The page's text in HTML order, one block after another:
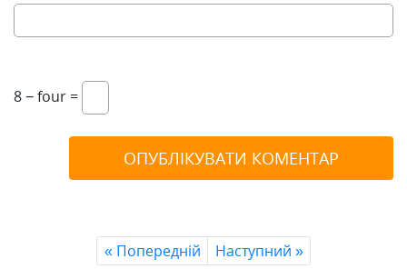
8 − four =
«Попередній Наступний »